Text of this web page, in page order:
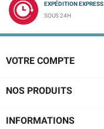
EXPÉDITION EXPRESS
SOUS 24H
VOTRE COMPTE
NOS PRODUITS
INFORMATIONS